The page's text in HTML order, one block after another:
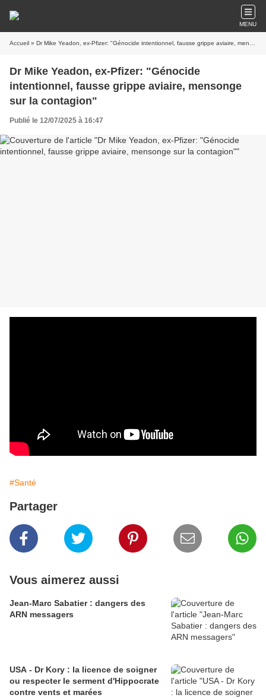
MENU
Accueil » Dr Mike Yeadon, ex-Pfizer: "Génocide intentionnel, fausse grippe aviaire, mensonge sur la contagion"
Dr Mike Yeadon, ex-Pfizer: "Génocide
intentionnel, fausse grippe aviaire, mensonge
sur la contagion"
Publié le 12/07/2025 à 16:47
#Santé
Partager
Vous aimerez aussi
Jean-Marc Sabatier : dangers des
ARN messagers
USA - Dr Kory : la licence de soigner
ou respecter le serment d'Hippocrate
contre vents et marées